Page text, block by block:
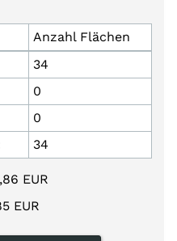
Anzahl Flächen
34
0
0
34
EUR
EUR